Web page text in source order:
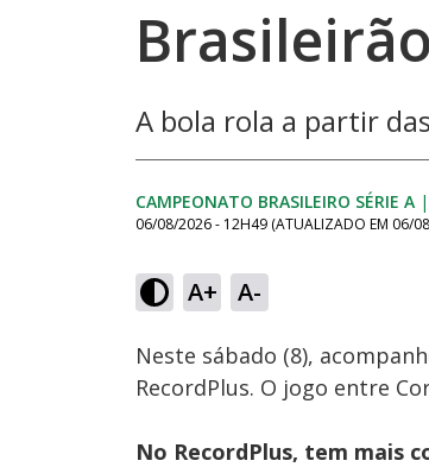
A bola rola a partir
CAMPEONATO BRASILEIRO SÉRIE A |
06/08/2026 - 12H49 (ATUALIZADO EM 06/
A+ A-
Ativar
Som
Neste sábado (8),
RecordPlus. O jogo entre
No RecordPlus, tem mais